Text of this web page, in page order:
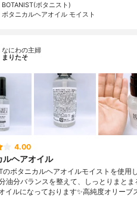
BOTANIST(ボタニスト)
ボタニカルヘアオイル モイスト
なにわの主婦
まりたそ
4.00
ルヘアオイル
のボタニカルヘアオイルモイストを使用
油分バランスを整えて、しっとりまとま
イルになっております✨高純度オリーブ